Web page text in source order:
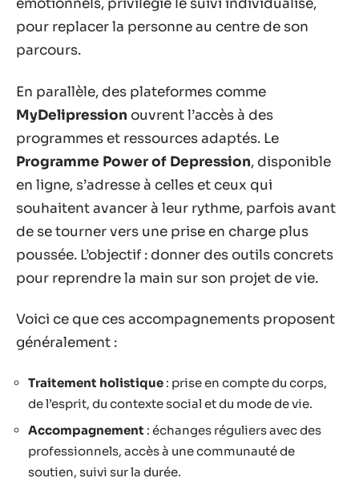
émotionnels, privilégie le suivi individualisé,
pour replacer la personne au centre de son
parcours.
En parallèle, des plateformes comme
MyDelipression ouvrent l’accès à des
programmes et ressources adaptés. Le
Programme Power of Depression, disponible
en ligne, s’adresse à celles et ceux qui
souhaitent avancer à leur rythme, parfois avant
de se tourner vers une prise en charge plus
poussée. L’objectif : donner des outils concrets
pour reprendre la main sur son projet de vie.
Voici ce que ces accompagnements proposent
généralement :
Traitement holistique : prise en compte du corps,
de l’esprit, du contexte social et du mode de vie.
Accompagnement : échanges réguliers avec des
professionnels, accès à une communauté de
soutien, suivi sur la durée.